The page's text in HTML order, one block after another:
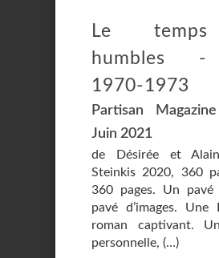
Le
humbles
1970-1973
Partisan
Juin 2021
de Désirée et
Steinkis 2020, 360
360 pages. Un
pavé d’images.
roman captivant.
personnelle, (…)